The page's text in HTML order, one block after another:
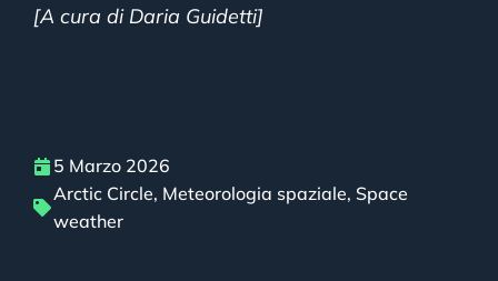
[A cura di Daria Guidetti]
5 Marzo 2026
Arctic Circle, Meteorologia spaziale, Space
weather